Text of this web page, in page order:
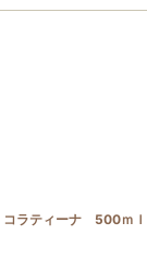
コラティーナ 500ｍ